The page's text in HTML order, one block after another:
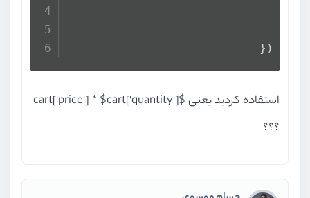
                            })
استفاده کردید یعنی $cart['price'] * $cart['quantity']
؟؟؟